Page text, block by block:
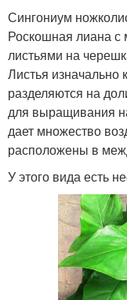
Сингониум
Роскошная лиана
листьями на
Листья изначально
разделяются на
для выращивания
дает множество
расположены в
У этого вида есть